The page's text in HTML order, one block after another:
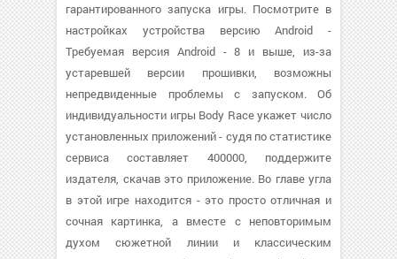
гарантированного запуска игры. Посмотрите в
настройках устройства версию Android -
Требуемая версия Android - 8 и выше, из-за
устаревшей версии прошивки, возможны
непредвиденные проблемы с запуском. Об
индивидуальности игры Body Race укажет число
установленных приложений - судя по статистике
сервиса составляет 400000, поддержите
издателя, скачав это приложение. Во главе угла
в этой игре находится - это просто отличная и
сочная картинка, а вместе с неповторимым
духом сюжетной линии и классическим